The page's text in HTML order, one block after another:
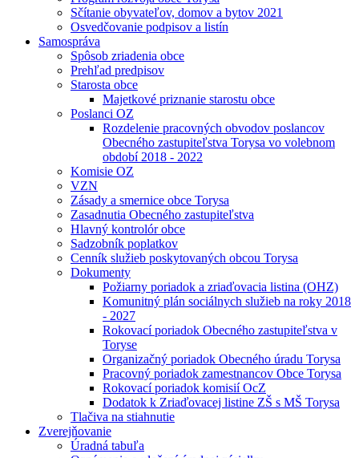
Sčítanie obyvateľov, domov a bytov 2021
Osvedčovanie podpisov a listín
Samospráva
Spôsob zriadenia obce
Prehľad predpisov
Starosta obce
Majetkové priznanie starostu obce
Poslanci OZ
Rozdelenie pracovných obvodov poslancov
Obecného zastupiteľstva Torysa vo volebnom
období 2018 - 2022
Komisie OZ
VZN
Zásady a smernice obce Torysa
Zasadnutia Obecného zastupiteľstva
Hlavný kontrolór obce
Sadzobník poplatkov
Cenník služieb poskytovaných obcou Torysa
Dokumenty
Požiarny poriadok a zriaďovacia listina (OHZ)
Komunitný plán sociálnych služieb na roky 2018
- 2027
Rokovací poriadok Obecného zastupiteľstva v
Toryse
Organizačný poriadok Obecného úradu Torysa
Pracovný poriadok zamestnancov Obce Torysa
Rokovací poriadok komisií OcZ
Dodatok k Zriaďovacej listine ZŠ s MŠ Torysa
Tlačiva na stiahnutie
Zverejňovanie
Úradná tabuľa